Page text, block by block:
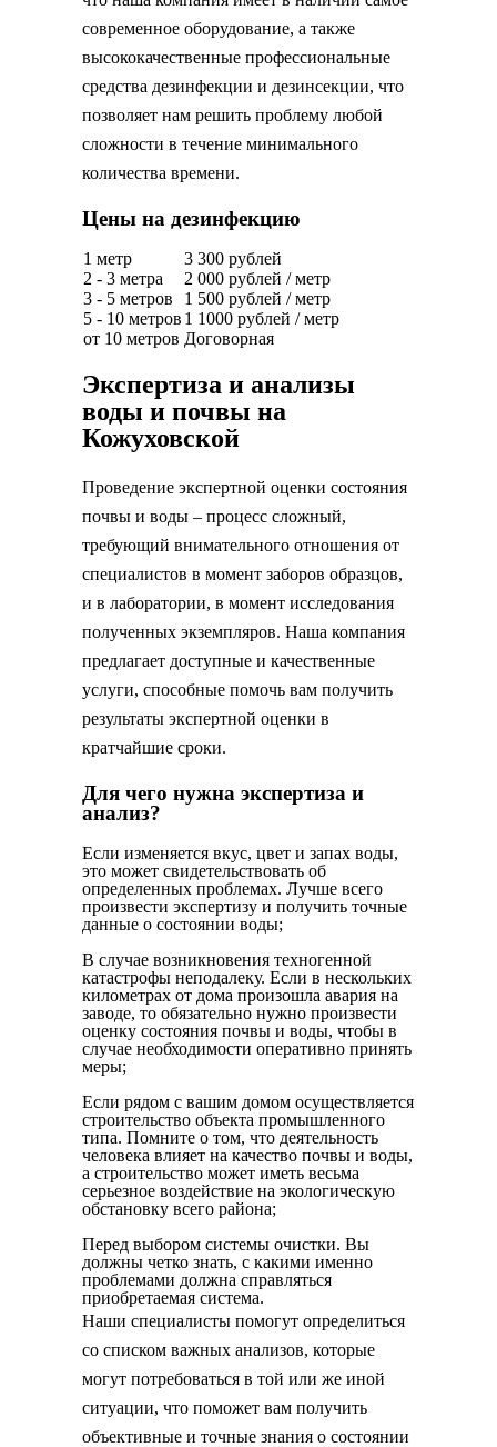
современное оборудование, а также
высококачественные профессиональные
средства дезинфекции и дезинсекции, что
позволяет нам решить проблему любой
сложности в течение минимального
количества времени.
Цены на дезинфекцию
1 метр
3 300 рублей
2 - 3 метра
2 000 рублей / метр
3 - 5 метров
1 500 рублей / метр
5 - 10 метров 1 1000 рублей / метр
от 10 метров Договорная
Экспертиза и анализы
воды и почвы на
Кожуховской
Проведение экспертной оценки состояния
почвы и воды – процесс сложный,
требующий внимательного отношения от
специалистов в момент заборов образцов,
и в лаборатории, в момент исследования
полученных экземпляров. Наша компания
предлагает доступные и качественные
услуги, способные помочь вам получить
результаты экспертной оценки в
кратчайшие сроки.
Для чего нужна экспертиза и
анализ?
Если изменяется вкус, цвет и запах воды,
это может свидетельствовать об
определенных проблемах. Лучше всего
произвести экспертизу и получить точные
данные о состоянии воды;
В случае возникновения техногенной
катастрофы неподалеку. Если в нескольких
километрах от дома произошла авария на
заводе, то обязательно нужно произвести
оценку состояния почвы и воды, чтобы в
случае необходимости оперативно принять
меры;
Если рядом с вашим домом осуществляется
строительство объекта промышленного
типа. Помните о том, что деятельность
человека влияет на качество почвы и воды,
а строительство может иметь весьма
серьезное воздействие на экологическую
обстановку всего района;
Перед выбором системы очистки. Вы
должны четко знать, с какими именно
проблемами должна справляться
приобретаемая система.
Наши специалисты помогут определиться
со списком важных анализов, которые
могут потребоваться в той или же иной
ситуации, что поможет вам получить
объективные и точные знания о состоянии